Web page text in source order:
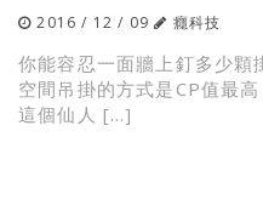
2016 / 12 / 09 癮科技
你能容忍一面牆上釘多少顆
空間吊掛的方式是CP值最
這個仙人 […]